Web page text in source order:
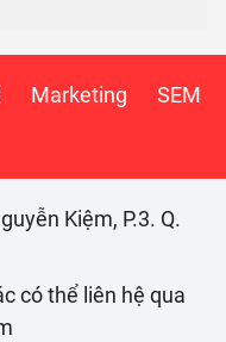
Marketing
SEM
Kiệm, P.3. Q.
có thể liên hệ qua